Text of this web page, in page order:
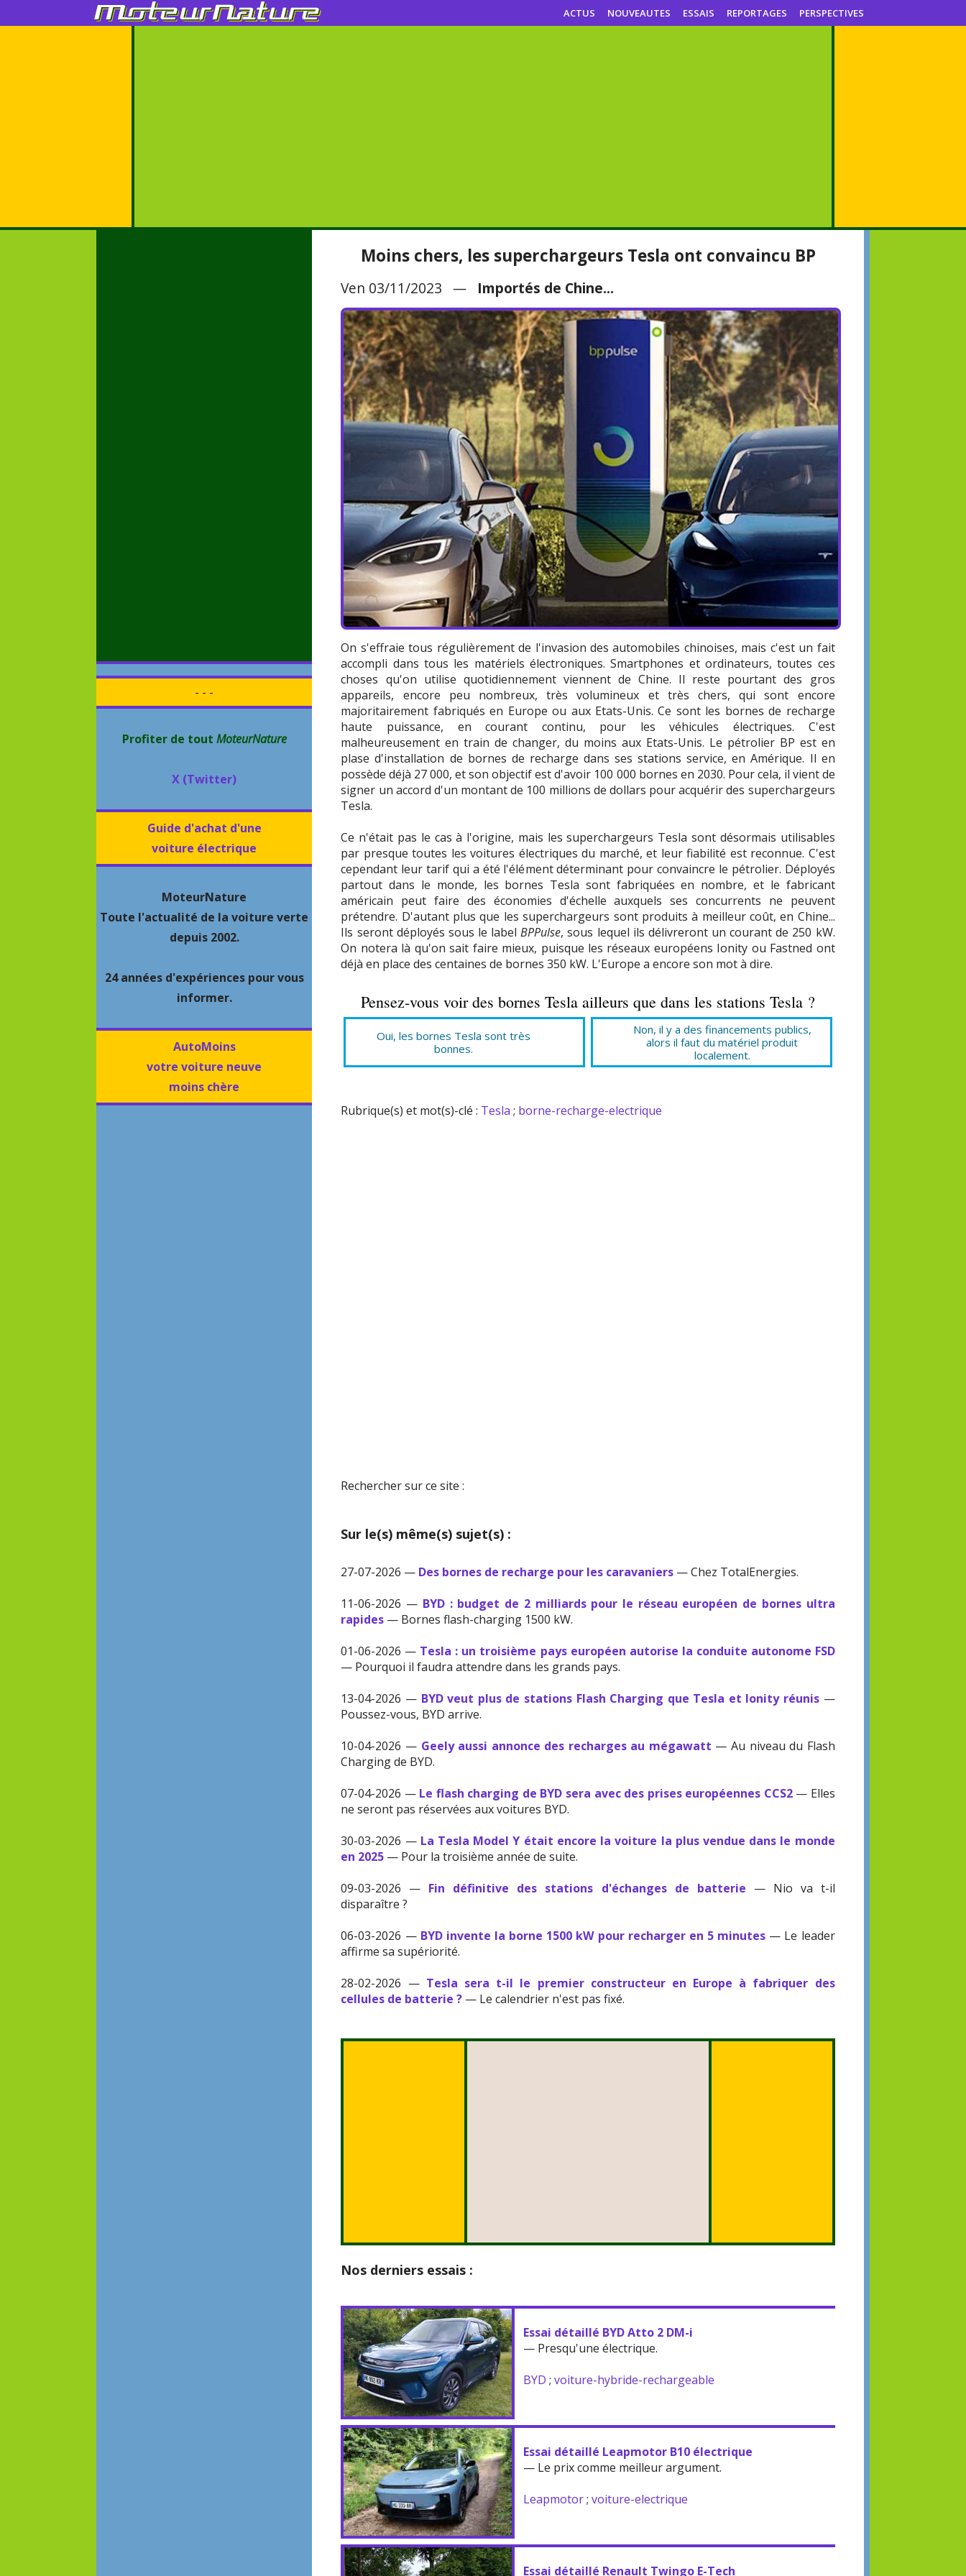
ACTUS NOUVEAUTES ESSAIS REPORTAGES PERSPECTIVES
- - -
Profiter de tout MoteurNature
X (Twitter)
Guide d'achat d'une
voiture électrique
MoteurNature
Toute l'actualité de la voiture verte
depuis 2002.
24 années d'expériences pour vous
informer.
AutoMoins
votre voiture neuve
moins chère
Moins chers, les superchargeurs Tesla ont convaincu BP
Ven 03/11/2023 — Importés de Chine...
On s'effraie tous régulièrement de l'invasion des automobiles chinoises, mais c'est un fait
accompli dans tous les matériels électroniques. Smartphones et ordinateurs, toutes ces
choses qu'on utilise quotidiennement viennent de Chine. Il reste pourtant des gros
appareils, encore peu nombreux, très volumineux et très chers, qui sont encore
majoritairement fabriqués en Europe ou aux Etats-Unis. Ce sont les bornes de recharge
haute puissance, en courant continu, pour les véhicules électriques. C'est
malheureusement en train de changer, du moins aux Etats-Unis. Le pétrolier BP est en
plase d'installation de bornes de recharge dans ses stations service, en Amérique. Il en
possède déjà 27 000, et son objectif est d'avoir 100 000 bornes en 2030. Pour cela, il vient de
signer un accord d'un montant de 100 millions de dollars pour acquérir des superchargeurs
Tesla.
Ce n'était pas le cas à l'origine, mais les superchargeurs Tesla sont désormais utilisables
par presque toutes les voitures électriques du marché, et leur fiabilité est reconnue. C'est
cependant leur tarif qui a été l'élément déterminant pour convaincre le pétrolier. Déployés
partout dans le monde, les bornes Tesla sont fabriquées en nombre, et le fabricant
américain peut faire des économies d'échelle auxquels ses concurrents ne peuvent
prétendre. D'autant plus que les superchargeurs sont produits à meilleur coût, en Chine...
Ils seront déployés sous le labelBPPulse, sous lequel ils délivreront un courant de 250 kW.
On notera là qu'on sait faire mieux, puisque les réseaux européens Ionity ou Fastned ont
déjà en place des centaines de bornes 350 kW. L'Europe a encore son mot à dire.
Pensez-vous voir des bornes Tesla ailleurs que dans les stations Tesla ?
Oui, les bornes Tesla sont très
bonnes.
Non, il y a des financements publics,
alors il faut du matériel produit
localement.
Rubrique(s) et mot(s)-clé : Tesla ; borne-recharge-electrique
Rechercher sur ce site :
Sur le(s) même(s) sujet(s) :
27-07-2026 — Des bornes de recharge pour les caravaniers — Chez TotalEnergies.
11-06-2026 — BYD : budget de 2 milliards pour le réseau européen de bornes ultra
rapides — Bornes flash-charging 1500 kW.
01-06-2026 — Tesla : un troisième pays européen autorise la conduite autonome FSD
— Pourquoi il faudra attendre dans les grands pays.
13-04-2026 — BYD veut plus de stations Flash Charging que Tesla et Ionity réunis —
Poussez-vous, BYD arrive.
10-04-2026 — Geely aussi annonce des recharges au mégawatt — Au niveau du Flash
Charging de BYD.
07-04-2026 — Le flash charging de BYD sera avec des prises européennes CCS2— Elles
ne seront pas réservées aux voitures BYD.
30-03-2026 — La Tesla Model Y était encore la voiture la plus vendue dans le monde
en 2025 — Pour la troisième année de suite.
09-03-2026 — Fin définitive des stations d'échanges de batterie — Nio va t-il
disparaître ?
06-03-2026 — BYD invente la borne 1500 kW pour recharger en 5 minutes — Le leader
affirme sa supériorité.
28-02-2026 — Tesla sera t-il le premier constructeur en Europe à fabriquer des
cellules de batterie ? — Le calendrier n'est pas fixé.
Nos derniers essais :
Essai détaillé BYD Atto 2 DM-i
— Presqu'une électrique.
BYD ;voiture-hybride-rechargeable
Essai détaillé Leapmotor B10 électrique
— Le prix comme meilleur argument.
Leapmotor;voiture-electrique
Essai détaillé Renault Twingo E-Tech